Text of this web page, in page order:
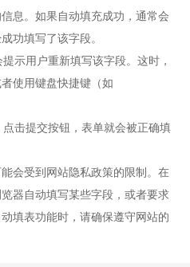
息。如果自动填充成功，通常会
功填写了该字段。
示用户重新填写该字段。这时，
使用键盘快捷键（如
击提交按钮，表单就会被正确填
会受到网站隐私政策的限制。在
器自动填写某些字段，或者要求
填表功能时，请确保遵守网站的